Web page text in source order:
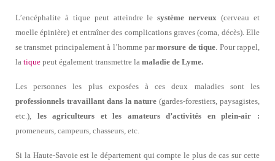
L’encéphalite à tique peut atteindre lesystème nerveux (cerveau et
moelle épinière) et entraîner des complications graves (coma, décès). Elle
se transmet principalement à l’homme parmorsure de tique . Pour rappel,
la tique peut également transmettre la maladie de Lyme.
Les personnes les plus exposées à ces deux maladies sont les
professionnels travaillant dans la nature(gardes-forestiers, paysagistes,
etc.), les agriculteurs et les amateurs d’activités en plein-air :
promeneurs, campeurs, chasseurs, etc.
Si la Haute-Savoie est le département qui compte le plus de cas sur cette